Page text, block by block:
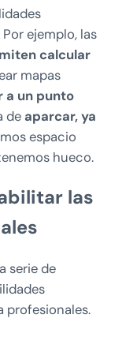
ejemplo, las
calcular
mapas
a un punto
de aparcar, ya
espacio
hueco.
las
serie de
profesionales.